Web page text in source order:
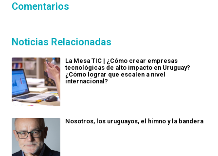
Comentarios
Noticias Relacionadas
La Mesa TIC | ¿Cómo crear empresas
tecnológicas de alto impacto en Uruguay?
¿Cómo lograr que escalen a nivel
internacional?
Nosotros, los uruguayos, el himno y la bandera